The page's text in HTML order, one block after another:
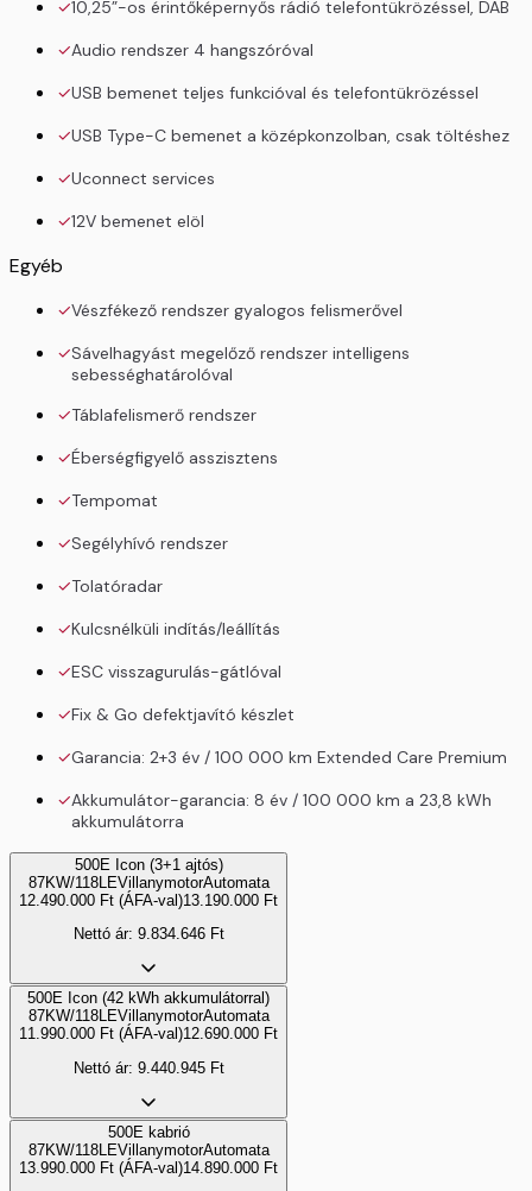
10,25”-os érintőképernyős rádió telefontükrözéssel, DAB
Audio rendszer 4 hangszóróval
USB bemenet teljes funkcióval és telefontükrözéssel
USB Type-C bemenet a középkonzolban, csak töltéshez
Uconnect services
12V bemenet elöl
Egyéb
Vészfékező rendszer gyalogos felismerővel
Sávelhagyást megelőző rendszer intelligens
sebességhatárolóval
Táblafelismerő rendszer
Éberségfigyelő asszisztens
Tempomat
Segélyhívó rendszer
Tolatóradar
Kulcsnélküli indítás/leállítás
ESC visszagurulás-gátlóval
Fix & Go defektjavító készlet
Garancia: 2+3 év / 100 000 km Extended Care Premium
Akkumulátor-garancia: 8 év / 100 000 km a 23,8 kWh
akkumulátorra
500E Icon (3+1 ajtós)
87KW/118LEVillanymotorAutomata
12.490.000 Ft (ÁFA-val)13.190.000 Ft
Nettó ár: 9.834.646Ft
500E Icon (42 kWh akkumulátorral)
87KW/118LEVillanymotorAutomata
11.990.000 Ft (ÁFA-val)12.690.000 Ft
Nettó ár: 9.440.945Ft
500E kabrió
87KW/118LEVillanymotorAutomata
13.990.000 Ft (ÁFA-val)14.890.000 Ft